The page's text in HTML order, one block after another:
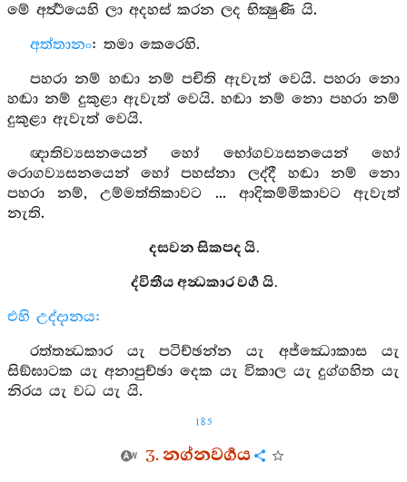
මේ අර්‍ත්‍ථයෙහි ලා අදහස් කරන ලද භික්‍ෂුණි යි.
අත්තානං: තමා කෙරෙහි.
පහරා නම් හඬා නම් පචිති ඇවැත් වෙයි. පහරා නො
හඬා නම් දුකුළා ඇවැත් වෙයි. හඬා නම් නො පහරා නම්
දුකුළා ඇවැත් වෙයි.
ඥාතිව්‍යසනයෙන් හෝ භෝගව්‍යසනයෙන් හෝ
රොගව්‍යසනයෙන් හෝ පහස්නා ලද්දී හඬා නම් නො
පහරා නම්, උම්මත්තිකාවට ... ආදිකම්මිකාවට ඇවැත්
නැති.
දසවන සිකපද යි.
ද්විතීය අන්‍ධකාර වර්‍ග යි.
එහි උද්දානය:
රත්තන්‍ධකාර යැ පටිච්ඡන්න යැ අජ්ඣොකාස යැ
සිඞ්ඝාටක යැ අනාපුච්ඡා දෙක යැ විකාල යැ දුග්ගහිත යැ
නිරය යැ වධ යැ යි.
185
3. නග්නවර්‍ගය